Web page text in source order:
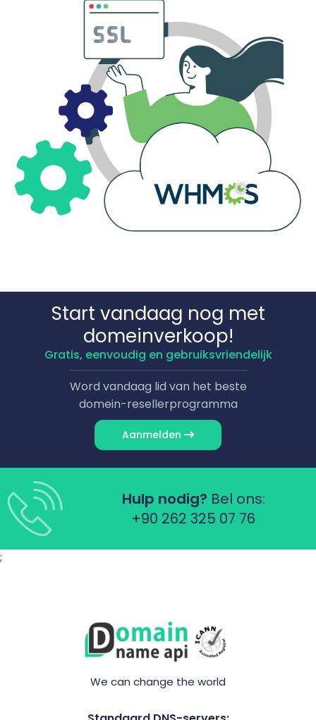
Start vandaag nog met
domeinverkoop!
Gratis, eenvoudig en gebruiksvriendelijk
Word vandaag lid van het beste
domein-resellerprogramma
Aanmelden
Hulp nodig? Bel ons:
+90 262 325 07 76
;
We can change the world